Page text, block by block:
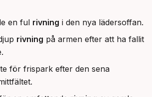
en ful rivning i den nya lädersoffan.
rivning på armen efter att ha fallit
för frispark efter den sena